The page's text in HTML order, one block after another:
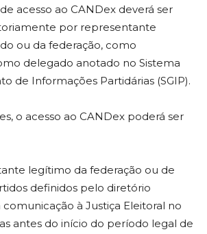
acesso ao CANDex deverá ser
por representante
ou da federação, como
delegado anotado no Sistema
de Informações Partidárias (SGIP).
o acesso ao CANDex poderá ser
legítimo da federação ou de
definidos pelo diretório
à Justiça Eleitoral no
antes do início do período legal de